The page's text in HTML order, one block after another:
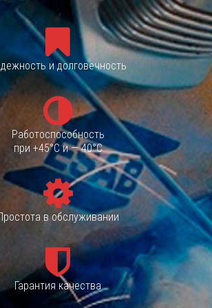
И
Ю
и долговечность
Работоспособность
при +45°С и — 40°С
в обслуживании
Гарантия качества